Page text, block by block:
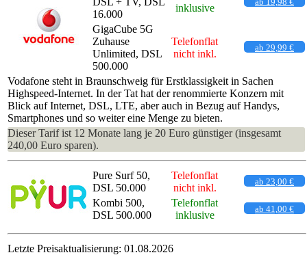
16.000
inklusive
GigaCube 5G
Zuhause
Unlimited, DSL
500.000
Telefonflat
nicht inkl.
ab 29,99 €
Vodafone steht in Braunschweig für Erstklassigkeit in Sachen
Highspeed-Internet. In der Tat hat der renommierte Konzern mit
Blick auf Internet, DSL, LTE, aber auch in Bezug auf Handys,
Smartphones und so weiter eine Menge zu bieten.
Dieser Tarif ist 12 Monate lang je 20 Euro günstiger (insgesamt
240,00 Euro sparen).
Pure Surf 50,
DSL 50.000
Telefonflat
nicht inkl.
ab 23,00 €
Kombi 500,
DSL 500.000
Telefonflat
inklusive
ab 41,00 €
Letzte Preisaktualisierung: 01.08.2026